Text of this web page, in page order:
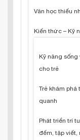
Văn học thiếu
Kiến thức – Kỹ
Kỹ năng sống
cho trẻ
Trẻ khám
quanh
Phát triển trí
đếm, tập viết,